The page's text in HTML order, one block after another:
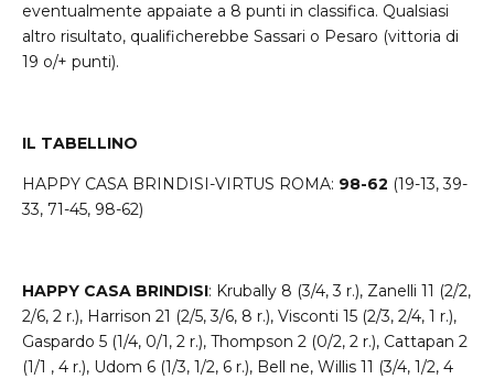
eventualmente appaiate a 8 punti in classifica. Qualsiasi
altro risultato, qualificherebbe Sassari o Pesaro (vittoria di
19 o/+ punti).
IL TABELLINO
HAPPY CASA BRINDISI-VIRTUS ROMA: 98-62 (19-13, 39-
33, 71-45, 98-62)
HAPPY CASA BRINDISI: Krubally 8 (3/4, 3 r.), Zanelli 11 (2/2,
2/6, 2 r.), Harrison 21 (2/5, 3/6, 8 r.), Visconti 15 (2/3, 2/4, 1 r.),
Gaspardo 5 (1/4, 0/1, 2 r.), Thompson 2 (0/2, 2 r.), Cattapan 2
(1/1 , 4 r.), Udom 6 (1/3, 1/2, 6 r.), Bell ne, Willis 11 (3/4, 1/2, 4